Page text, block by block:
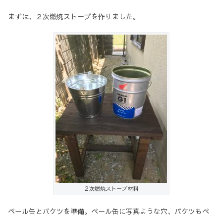
まずは、２次燃焼ストーブを作りました。
２次燃焼ストーブ材料
ペール缶とバケツを準備。ペール缶に写真ような穴、バケツもペ